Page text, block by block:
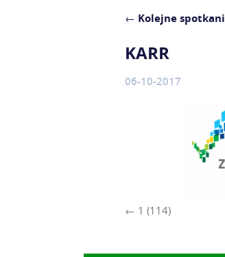
← Kolejne
KARR
06-10-2017
1 (114)